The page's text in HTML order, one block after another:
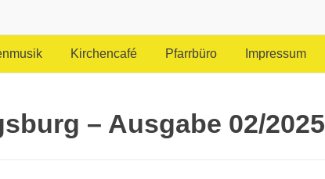
Kirchencafé Pfarrbüro Impressum
– Ausgabe 02/2025